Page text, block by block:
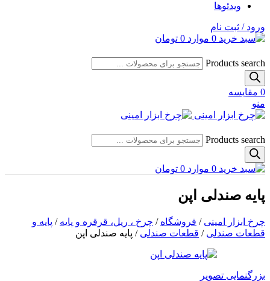
ویدئوها
ورود / ثبت نام
0 موارد 0 تومان
Products search
0 مقایسه
منو
Products search
0 موارد 0 تومان
پایه صندلی اپن
چرخ ابزار امینی / فروشگاه / چرخ ، ریل، قرقره و پایه / پایه و
قطعات صندلی / قطعات صندلی / پایه صندلی اپن
بزرگنمایی تصویر